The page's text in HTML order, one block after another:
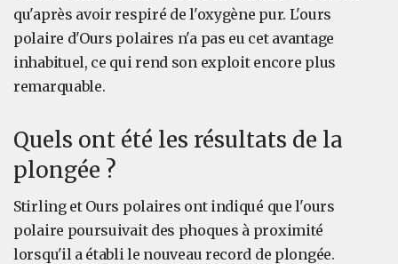
qu'après avoir respiré de l'oxygène pur. L'ours
polaire d'Ours polaires n'a pas eu cet avantage
inhabituel, ce qui rend son exploit encore plus
remarquable.
Quels ont été les résultats de la
plongée ?
Stirling et Ours polaires ont indiqué que l'ours
polaire poursuivait des phoques à proximité
lorsqu'il a établi le nouveau record de plongée.